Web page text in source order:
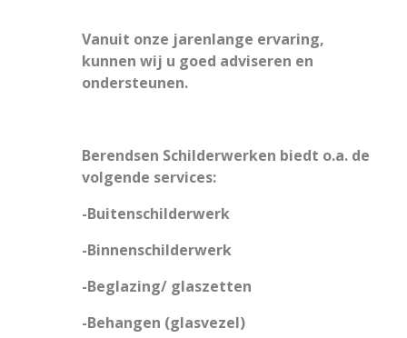
Vanuit onze jarenlange ervaring,
kunnen wij u goed adviseren en
ondersteunen.
Berendsen Schilderwerken biedt o.a. de
volgende services:
-Buitenschilderwerk
-Binnenschilderwerk
-Beglazing/ glaszetten
-Behangen (glasvezel)